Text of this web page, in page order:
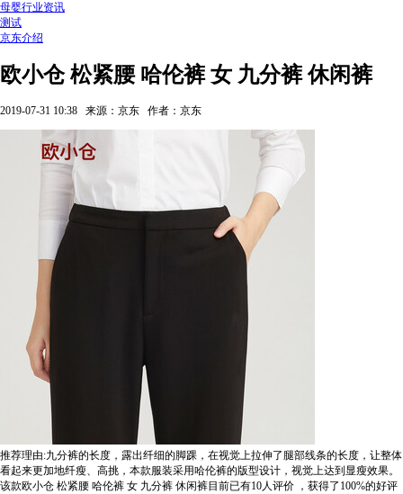
母婴行业资讯
测试
京东介绍
欧小仓 松紧腰 哈伦裤 女 九分裤 休闲裤
2019-07-31 10:38 来源：京东 作者：京东
推荐理由:九分裤的长度，露出纤细的脚踝，在视觉上拉伸了腿部线条的长度，让整体
看起来更加地纤瘦、高挑，本款服装采用哈伦裤的版型设计，视觉上达到显瘦效果。
该款欧小仓 松紧腰 哈伦裤 女 九分裤 休闲裤目前已有10人评价 ，获得了100%的好评